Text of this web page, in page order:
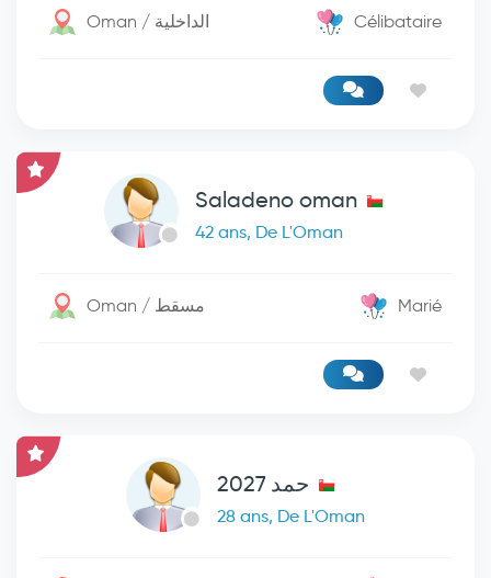
Oman / الداخلية Célibataire
Saladeno oman
42 ans, De L'Oman
Oman / مسقط Marié
حمد 2027
28 ans, De L'Oman